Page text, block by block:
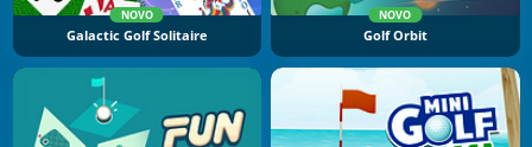
NOVO
Galactic Golf Solitaire
NOVO
Golf Orbit